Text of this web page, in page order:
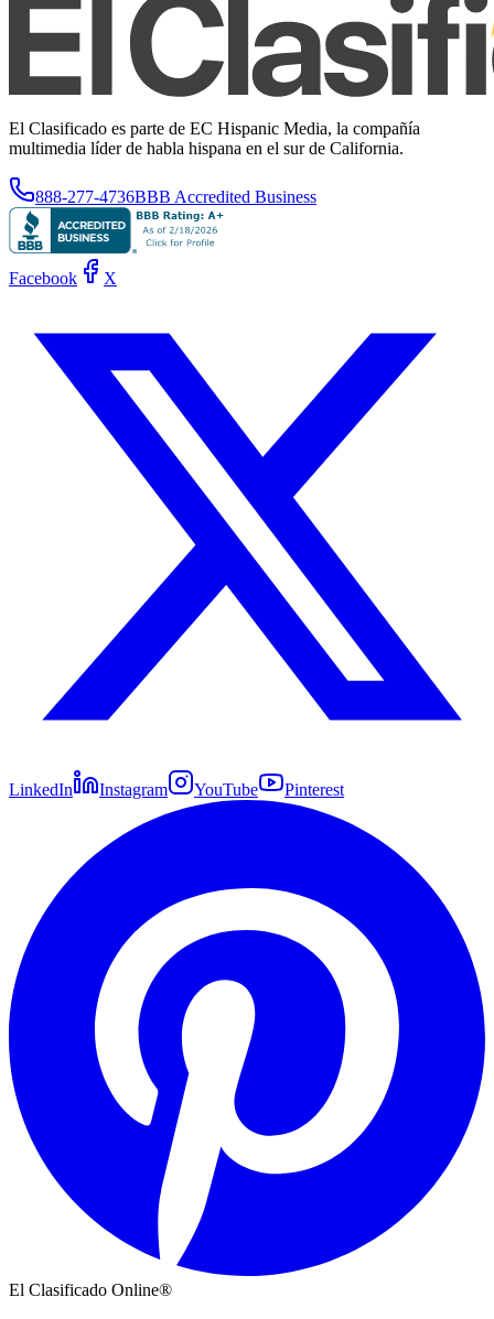
El Clasificado es parte de EC Hispanic Media, la compañía
multimedia líder de habla hispana en el sur de California.
888-277-4736BBB Accredited Business
Facebook X
LinkedIn Instagram YouTube Pinterest
El Clasificado Online®